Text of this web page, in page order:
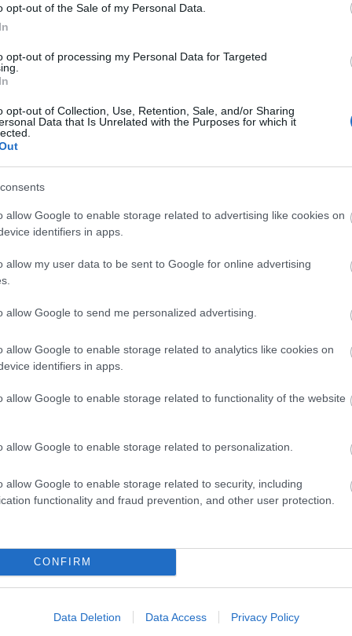
opt-out of the Sale of my Personal Data.
opt-out of processing my Personal Data for Targeted
opt-out of Collection, Use, Retention, Sale, and/or Sharing
Data that Is Unrelated with the Purposes for which it
allow Google to enable storage related to advertising like cookies on
identifiers in apps.
allow my user data to be sent to Google for online advertising
allow Google to send me personalized advertising.
allow Google to enable storage related to analytics like cookies on
identifiers in apps.
allow Google to enable storage related to functionality of the website
allow Google to enable storage related to personalization.
allow Google to enable storage related to security, including
functionality and fraud prevention, and other user protection.
CONFIRM
Data Deletion Data Access Privacy Policy
kevesebb, ízben több piros bogyós
2013 (0,5ha a Somlón, Móron készül) –
szokásosnál korábbi szürettel, amely a
adja. Fehér húsú gyümölcsök, citrusok, jó
gyümölcsös illat, pici virágossággal. Viszonylag
szerkezet, zamatos, fehér húsú gyümölcsös íz.
2.700Ft
egy kevés fát érezni benne. Ő is korábbi
kis sóssággal és fanyarsággal zár. Izgalmat nem
hosszan tartó savak, kis cseresség,
Fiatal még, a hordót egyelőre nem integrálta.
magas illó, aldehides, kellemetlen „lambériás”
Rossz borkezelés, a valóságtól elrugaszkodó
bútorápoló, illó, őszibarack, késői szüretes
kissé hamar kiürül, érezhetően oxidált. Ízben
alma, dió, kis só.3p-
fás erjesztésű és érlelésű bor. Ennek
Virág, citrusok, talán túlontúl is markáns,
jellemzik. A gyümölcs kitöltöttsége nem az
(
(